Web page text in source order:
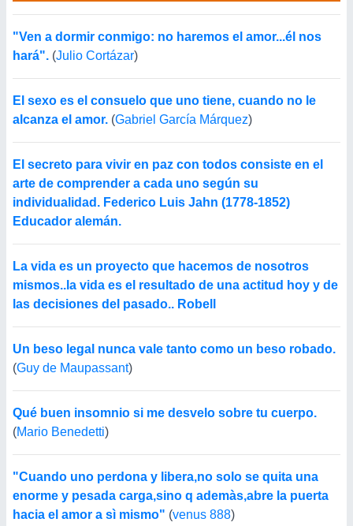
"Ven a dormir conmigo: no haremos el amor...él nos
hará". (Julio Cortázar)
El sexo es el consuelo que uno tiene, cuando no le
alcanza el amor. (Gabriel García Márquez)
El secreto para vivir en paz con todos consiste en el
arte de comprender a cada uno según su
individualidad. Federico Luis Jahn (1778-1852)
Educador alemán.
La vida es un proyecto que hacemos de nosotros
mismos..la vida es el resultado de una actitud hoy y de
las decisiones del pasado.. Robell
Un beso legal nunca vale tanto como un beso robado.
(Guy de Maupassant)
Qué buen insomnio si me desvelo sobre tu cuerpo.
(Mario Benedetti)
"Cuando uno perdona y libera,no solo se quita una
enorme y pesada carga,sino q ademàs,abre la puerta
hacia el amor a sì mismo" (venus 888)